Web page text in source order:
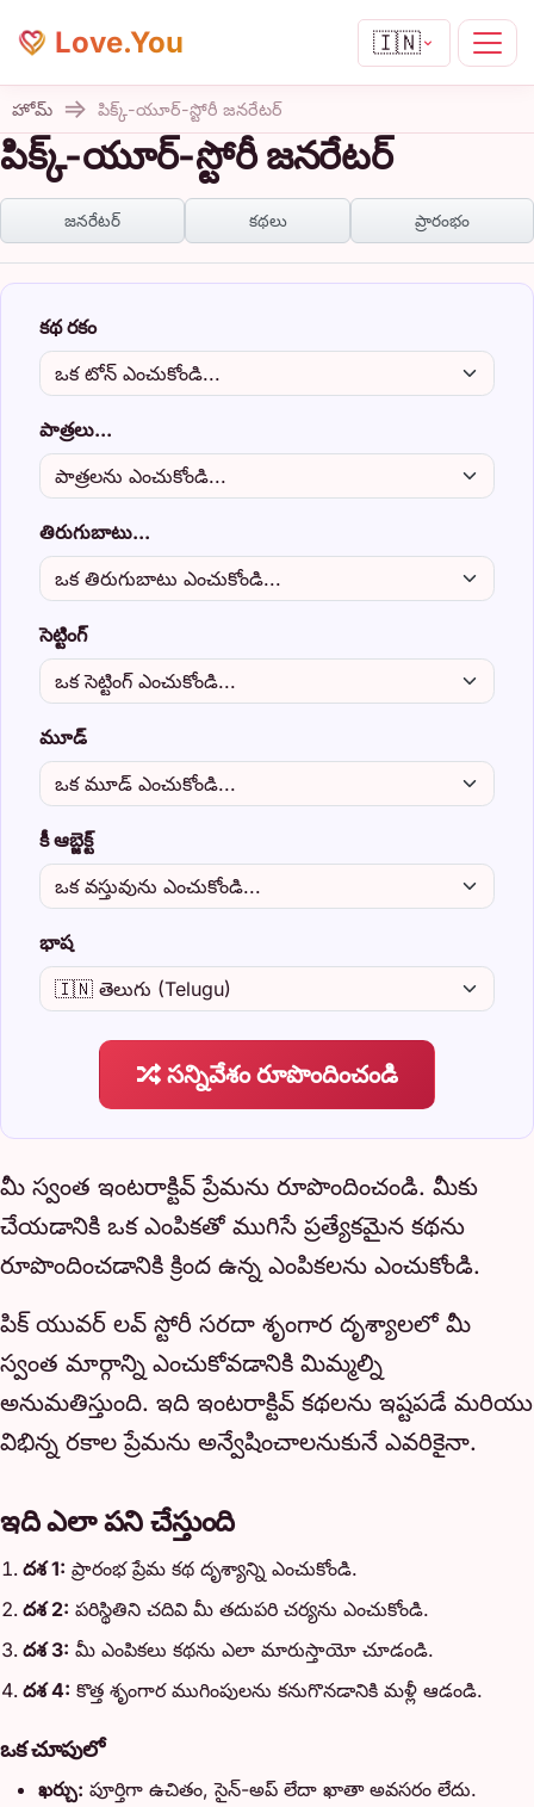
Love.You 🇮🇳
హోమ్ పిక్క్-యూర్-స్టోరీ జనరేటర్
పిక్క్-యూర్-స్టోరీ జనరేటర్
జనరేటర్ కథలు ప్రారంభం
కథ రకం
పాత్రలు...
తిరుగుబాటు...
సెట్టింగ్
మూడ్
కీ ఆబ్జెక్ట్
భాష
సన్నివేశం రూపొందించండి
మీ స్వంత ఇంటరాక్టివ్ ప్రేమను రూపొందించండి. మీకు
చేయడానికి ఒక ఎంపికతో ముగిసే ప్రత్యేకమైన కథను
రూపొందించడానికి క్రింద ఉన్న ఎంపికలను ఎంచుకోండి.
పిక్ యువర్ లవ్ స్టోరీ సరదా శృంగార దృశ్యాలలో మీ
స్వంత మార్గాన్ని ఎంచుకోవడానికి మిమ్మల్ని
అనుమతిస్తుంది. ఇది ఇంటరాక్టివ్ కథలను ఇష్టపడే మరియు
విభిన్న రకాల ప్రేమను అన్వేషించాలనుకునే ఎవరికైనా.
ఇది ఎలా పని చేస్తుంది
దశ 1: ప్రారంభ ప్రేమ కథ దృశ్యాన్ని ఎంచుకోండి.
దశ 2: పరిస్థితిని చదివి మీ తదుపరి చర్యను ఎంచుకోండి.
దశ 3: మీ ఎంపికలు కథను ఎలా మారుస్తాయో చూడండి.
దశ 4: కొత్త శృంగార ముగింపులను కనుగొనడానికి మళ్లీ ఆడండి.
ఒక చూపులో
ఖర్చు: పూర్తిగా ఉచితం, సైన్-అప్ లేదా ఖాతా అవసరం లేదు.